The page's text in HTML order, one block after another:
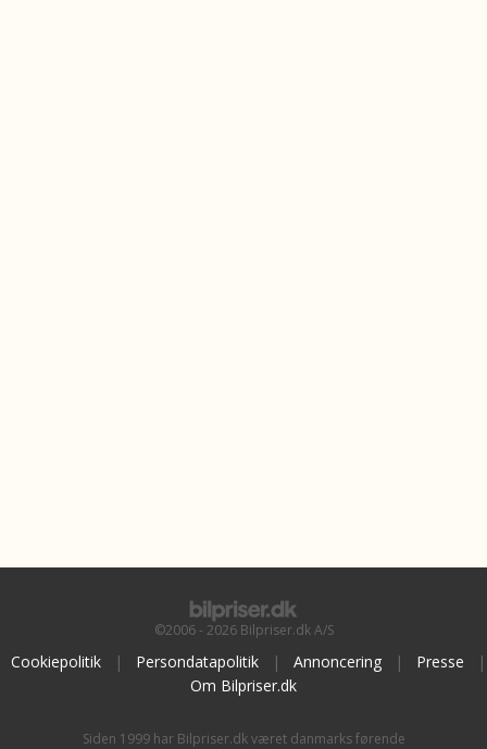
©2006 - 2026 Bilpriser.dk A/S
Cookiepolitik | Persondatapolitik | Annoncering | Presse
|
Om Bilpriser.dk
Siden 1999 har Bilpriser.dk været danmarks førende